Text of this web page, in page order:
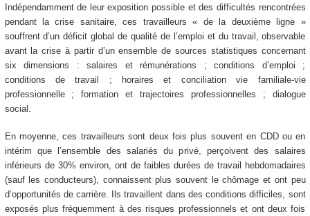
Indépendamment de leur exposition possible et des difficultés rencontrées
pendant la crise sanitaire, ces travailleurs « de la deuxième ligne »
souffrent d’un déficit global de qualité de l’emploi et du travail, observable
avant la crise à partir d’un ensemble de sources statistiques concernant
six dimensions : salaires et rémunérations ; conditions d’emploi ;
conditions de travail ; horaires et conciliation vie familiale-vie
professionnelle ; formation et trajectoires professionnelles ; dialogue
social.
En moyenne, ces travailleurs sont deux fois plus souvent en CDD ou en
intérim que l’ensemble des salariés du privé, perçoivent des salaires
inférieurs de 30% environ, ont de faibles durées de travail hebdomadaires
(sauf les conducteurs), connaissent plus souvent le chômage et ont peu
d’opportunités de carrière. Ils travaillent dans des conditions difficiles, sont
exposés plus fréquemment à des risques professionnels et ont deux fois